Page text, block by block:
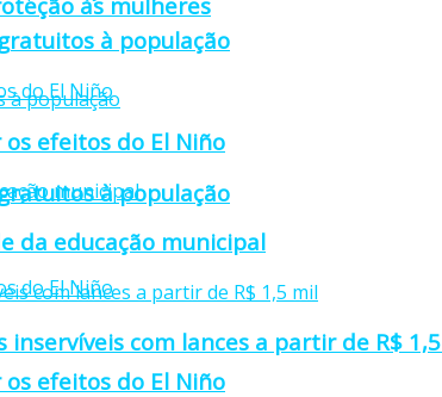
à população
efeitos do El Niño
à população
efeitos do El Niño
da educação municipal
com lances a partir de R$